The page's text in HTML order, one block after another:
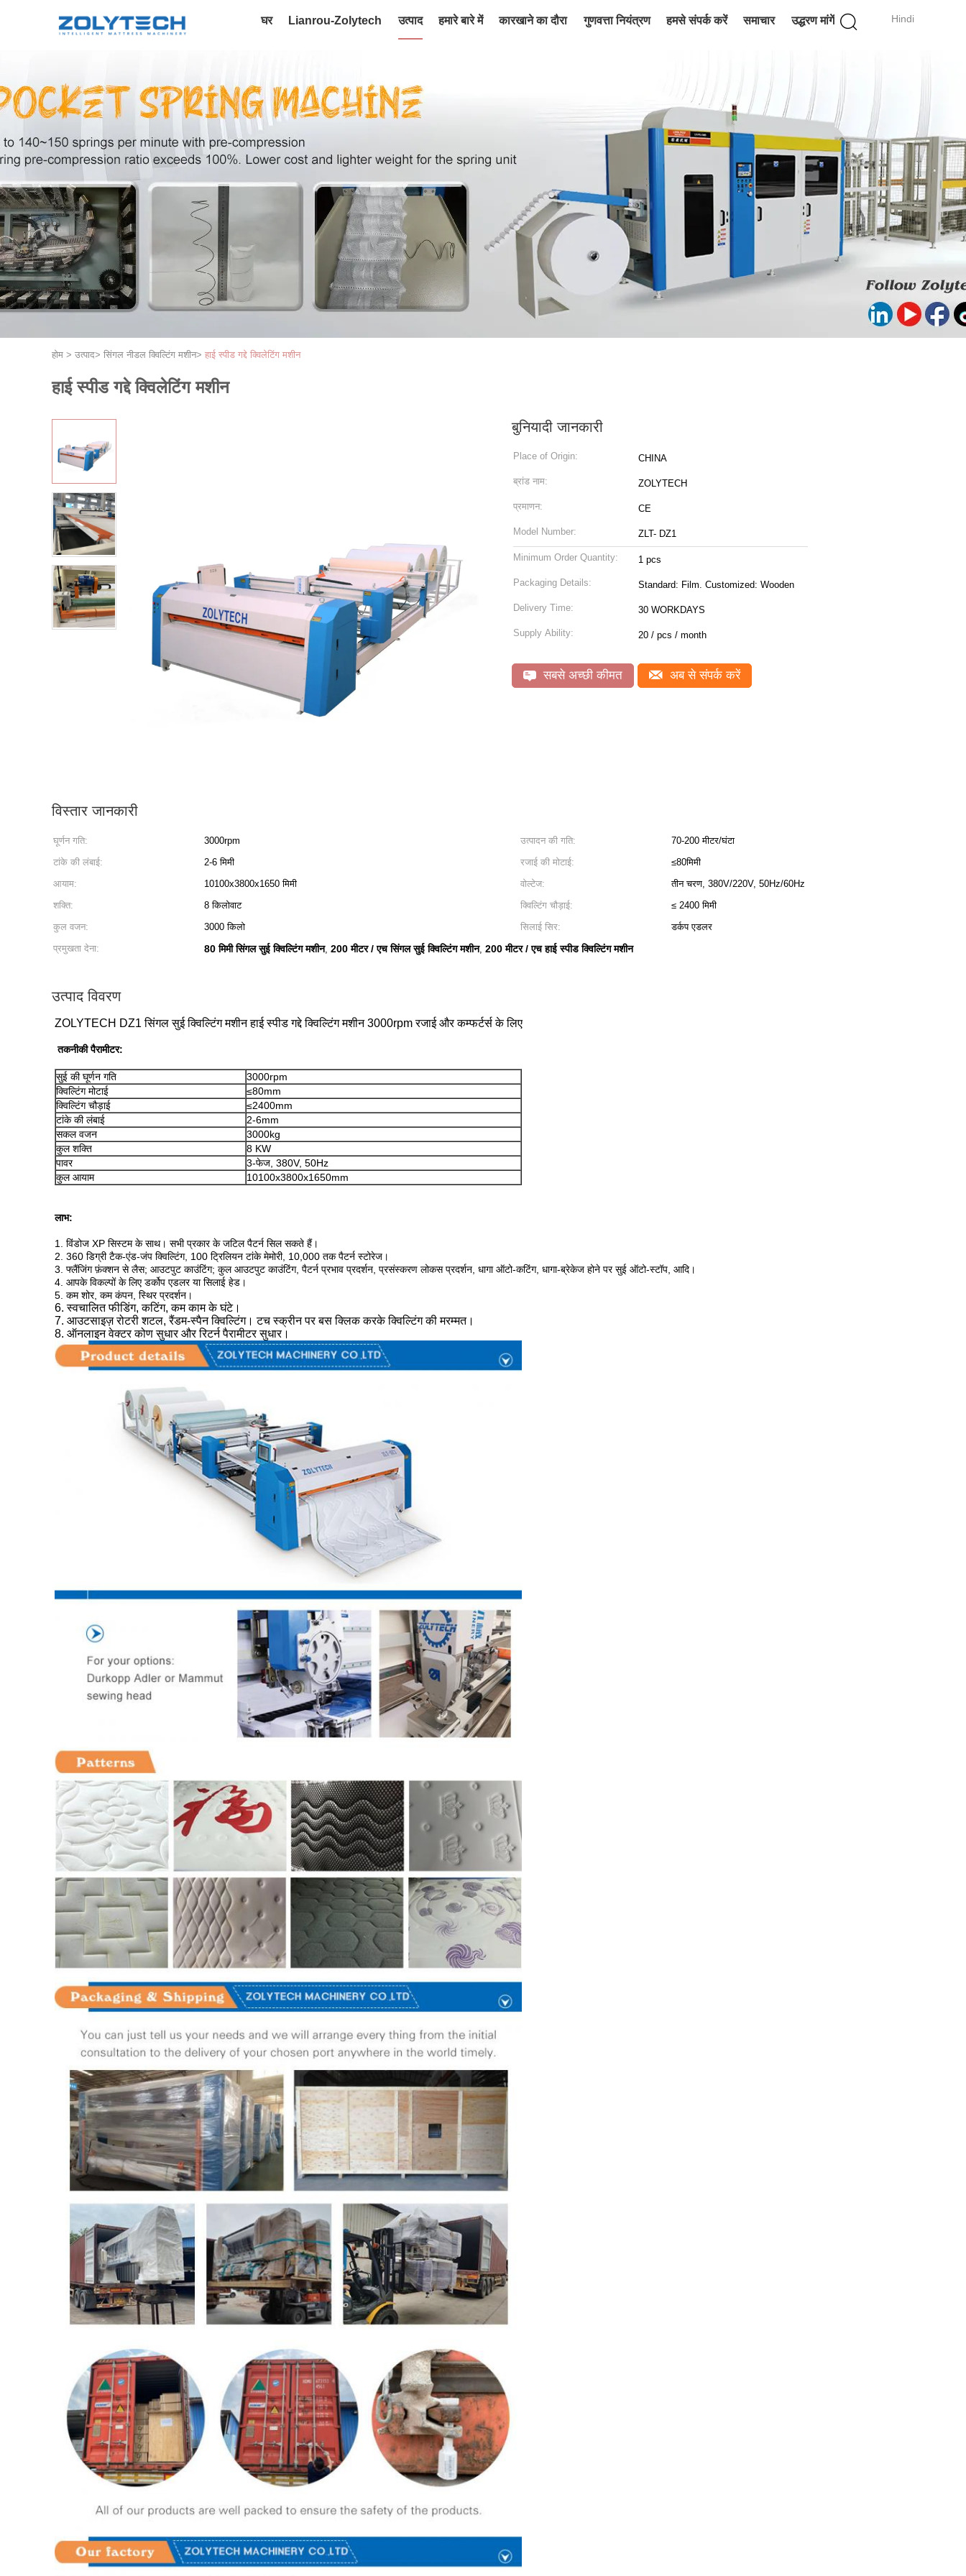
Hindi
घर Lianrou-Zolytech उत्पाद हमारे बारे में कारखाने का दौरा गुणवत्ता नियंत्रण हमसे संपर्क करें समाचार उद्धरण मांगें
होम > उत्पाद> सिंगल नीडल क्विल्टिंग मशीन> हाई स्पीड गद्दे क्विलेटिंग मशीन
हाई स्पीड गद्दे क्विलेटिंग मशीन
बुनियादी जानकारी
Place of Origin: CHINA
ब्रांड नाम: ZOLYTECH
प्रमाणन: CE
Model Number: ZLT- DZ1
Minimum Order Quantity: 1 pcs
Packaging Details: Standard: Film. Customized: Wooden
Delivery Time: 30 WORKDAYS
Supply Ability: 20 / pcs / month
सबसे अच्छी कीमत अब से संपर्क करें
विस्तार जानकारी
घूर्णन गति: 3000rpm उत्पादन की गति:
70-200 मीटर/घंटा
टांके की लंबाई:
2-6 मिमी रजाई की मोटाई:
≤80मिमी
आयाम:
10100x3800x1650 मिमी वोल्टेज:
तीन चरण, 380V/220V, 50Hz/60Hz
शक्ति:
8 किलोवाट क्विल्टिंग चौड़ाई:
≤ 2400 मिमी
कुल वजन:
3000 किलो सिलाई सिर:
डर्कप एडलर
प्रमुखता देना:
80 मिमी सिंगल सुई क्विल्टिंग मशीन, 200 मीटर / एच सिंगल सुई क्विल्टिंग मशीन, 200 मीटर / एच हाई स्पीड क्विल्टिंग मशीन
उत्पाद विवरण
ZOLYTECH DZ1 सिंगल सुई क्विल्टिंग मशीन हाई स्पीड गद्दे क्विल्टिंग मशीन 3000rpm रजाई और कम्फर्टर्स के लिए
तकनीकी पैरामीटर:
सुई की घूर्णन गति
3000rpm
क्विल्टिंग मोटाई
≤80mm
क्विल्टिंग चौड़ाई
≤2400mm
टांके की लंबाई
2-6mm
सकल वजन
3000kg
कुल शक्ति
8 KW
पावर
3-फेज, 380V, 50Hz
कुल आयाम
10100x3800x1650mm
लाभ:
1. विंडोज XP सिस्टम के साथ। सभी प्रकार के जटिल पैटर्न सिल सकते हैं।
2. 360 डिग्री टैक-एंड-जंप क्विल्टिंग, 100 ट्रिलियन टांके मेमोरी, 10,000 तक पैटर्न स्टोरेज।
3. फ्लैंजिंग फ़ंक्शन से लैस; आउटपुट काउंटिंग; कुल आउटपुट काउंटिंग, पैटर्न प्रभाव प्रदर्शन, प्रसंस्करण लोकस प्रदर्शन, धागा ऑटो-कटिंग, धागा-ब्रेकेज होने पर सुई ऑटो-स्टॉप, आदि।
4. आपके विकल्पों के लिए डर्कोप एडलर या सिलाई हेड।
5. कम शोर, कम कंपन, स्थिर प्रदर्शन।
6. स्वचालित फीडिंग, कटिंग, कम काम के घंटे।
7. आउटसाइज़ रोटरी शटल, रैंडम-स्पैन क्विल्टिंग। टच स्क्रीन पर बस क्लिक करके क्विल्टिंग की मरम्मत।
8. ऑनलाइन वेक्टर कोण सुधार और रिटर्न पैरामीटर सुधार।